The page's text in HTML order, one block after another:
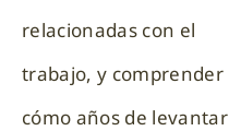
relacionadas con el
trabajo, y comprender
cómo años de levantar